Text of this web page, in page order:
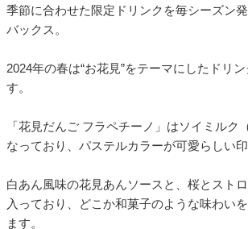
季節に合わせた限定ドリンクを毎シーズン
バックス。
2024年の春は“お花見”をテーマにしたドリ
す。
「花見だんご フラペチーノ」はソイミルク
なっており、パステルカラーが可愛らしい印
白あん風味の花見あんソースと、桜とスト
入っており、どこか和菓子のような味わい
ます。